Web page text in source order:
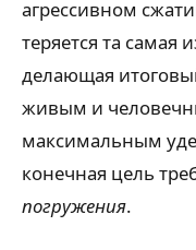
агрессивном
теряется та
делающая
живым и
максимальным
конечная цель
погружения.